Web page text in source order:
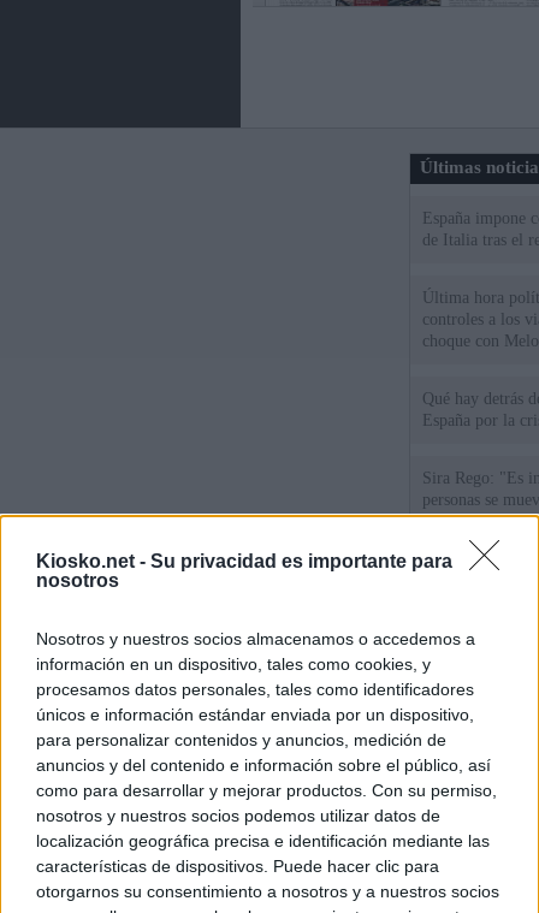
Kiosko.net - Su privacidad es importante para
nosotros
Nosotros y nuestros socios almacenamos o accedemos a
información en un dispositivo, tales como cookies, y
procesamos datos personales, tales como identificadores
únicos e información estándar enviada por un dispositivo,
para personalizar contenidos y anuncios, medición de
anuncios y del contenido e información sobre el público, así
como para desarrollar y mejorar productos. Con su permiso,
nosotros y nuestros socios podemos utilizar datos de
localización geográfica precisa e identificación mediante las
características de dispositivos. Puede hacer clic para
otorgarnos su consentimiento a nosotros y a nuestros socios
Últimas
España impone
de Italia tras el
Última hora
controles a los
choque con
Qué hay detrás
España por la
Sira Rego: "Es
personas se
algo"
Rutas,
a Ceuta desde
© Kiosko.net Aviso Legal Privacidad y Cookies